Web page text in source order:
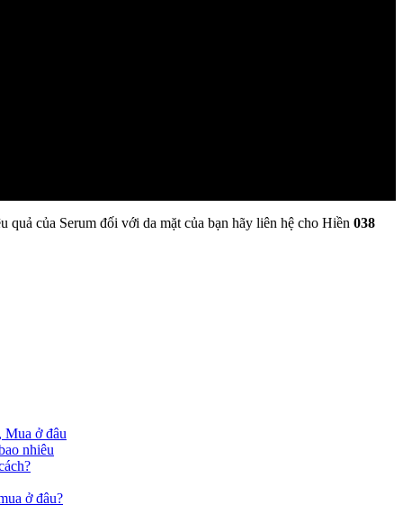
của Serum đối với da mặt của bạn hãy liên hệ cho Hiền 038
Mua ở đâu
nhiêu
ở đâu?